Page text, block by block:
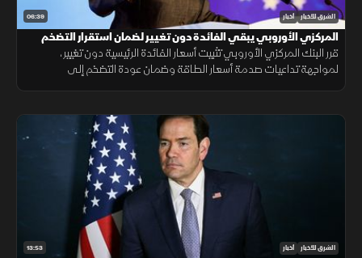
06:39 الشرق للأخبار أخبار
المركزي الأوروبي يبقي الفائدة دون تغيير لضمان استقرار التضخم
قرر البنك المركزي الأوروبي تثبيت أسعار الفائدة الرئيسية دون تغيير،
لمواجهة تداعيات صدمة أسعار الطاقة وضمان عودة التضخم إلى
13:53 الشرق للأخبار أخبار